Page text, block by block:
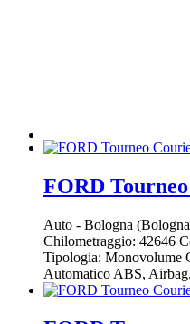
FORD
Auto - Bologna
Chilometraggio: 42646
Tipologia: Monovolume
Automatico ABS,